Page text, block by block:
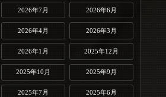
2026年7月 2026年6月
2026年4月 2026年3月
2026年1月 2025年12月
2025年10月 2025年9月
2025年7月 2025年6月